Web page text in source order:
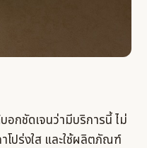
อกชัดเจนว่ามีบริการนี้ ไม่
โปร่งใส และใช้ผลิตภัณฑ์